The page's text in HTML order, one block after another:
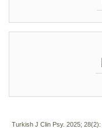
Turkish J Clin Psy. 2025; 28(2):